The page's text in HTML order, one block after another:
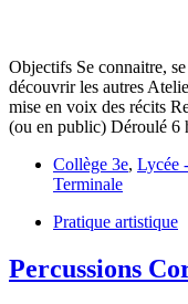
Objectifs Se connaitre,
découvrir les autres
mise en voix des récits
(ou en public) Déroulé 6
Collège 3e, Lycée
Terminale
Pratique artistique
Percussions